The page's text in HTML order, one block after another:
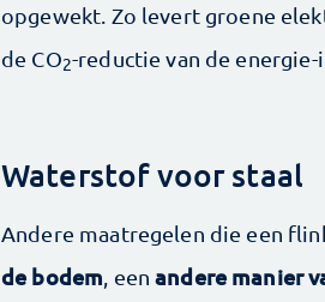
opgewekt. Zo levert groene
de CO2-reductie van de
Waterstof voor staal
Andere maatregelen die een
de bodem , eenandere manier